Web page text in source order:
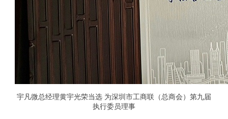
宇凡微总经理黄宇光荣当选 为深圳市工商联（总商会）第九届
执行委员理事